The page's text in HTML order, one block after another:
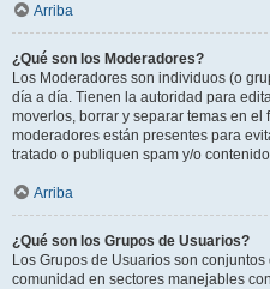
Arriba
¿Qué son los Moderadores?
Los Moderadores son individuos (o
día a día. Tienen la autoridad para
moverlos, borrar y separar temas en
moderadores están presentes para
tratado o publiquen spam y/o
Arriba
¿Qué son los Grupos de Usuarios?
Los Grupos de Usuarios son
comunidad en sectores manejables